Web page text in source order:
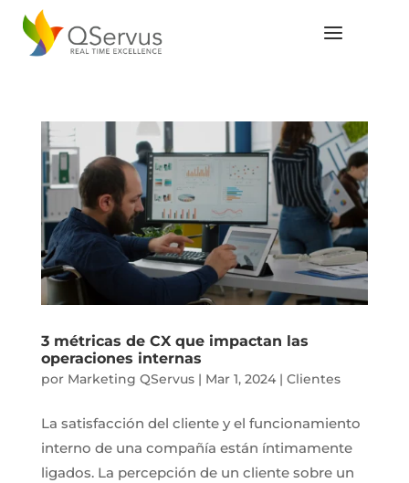
3 métricas de CX que impactan las
operaciones internas
por Marketing QServus| Mar 1, 2024| Clientes
La satisfacción del cliente y el funcionamiento
interno de una compañía están íntimamente
ligados. La percepción de un cliente sobre un